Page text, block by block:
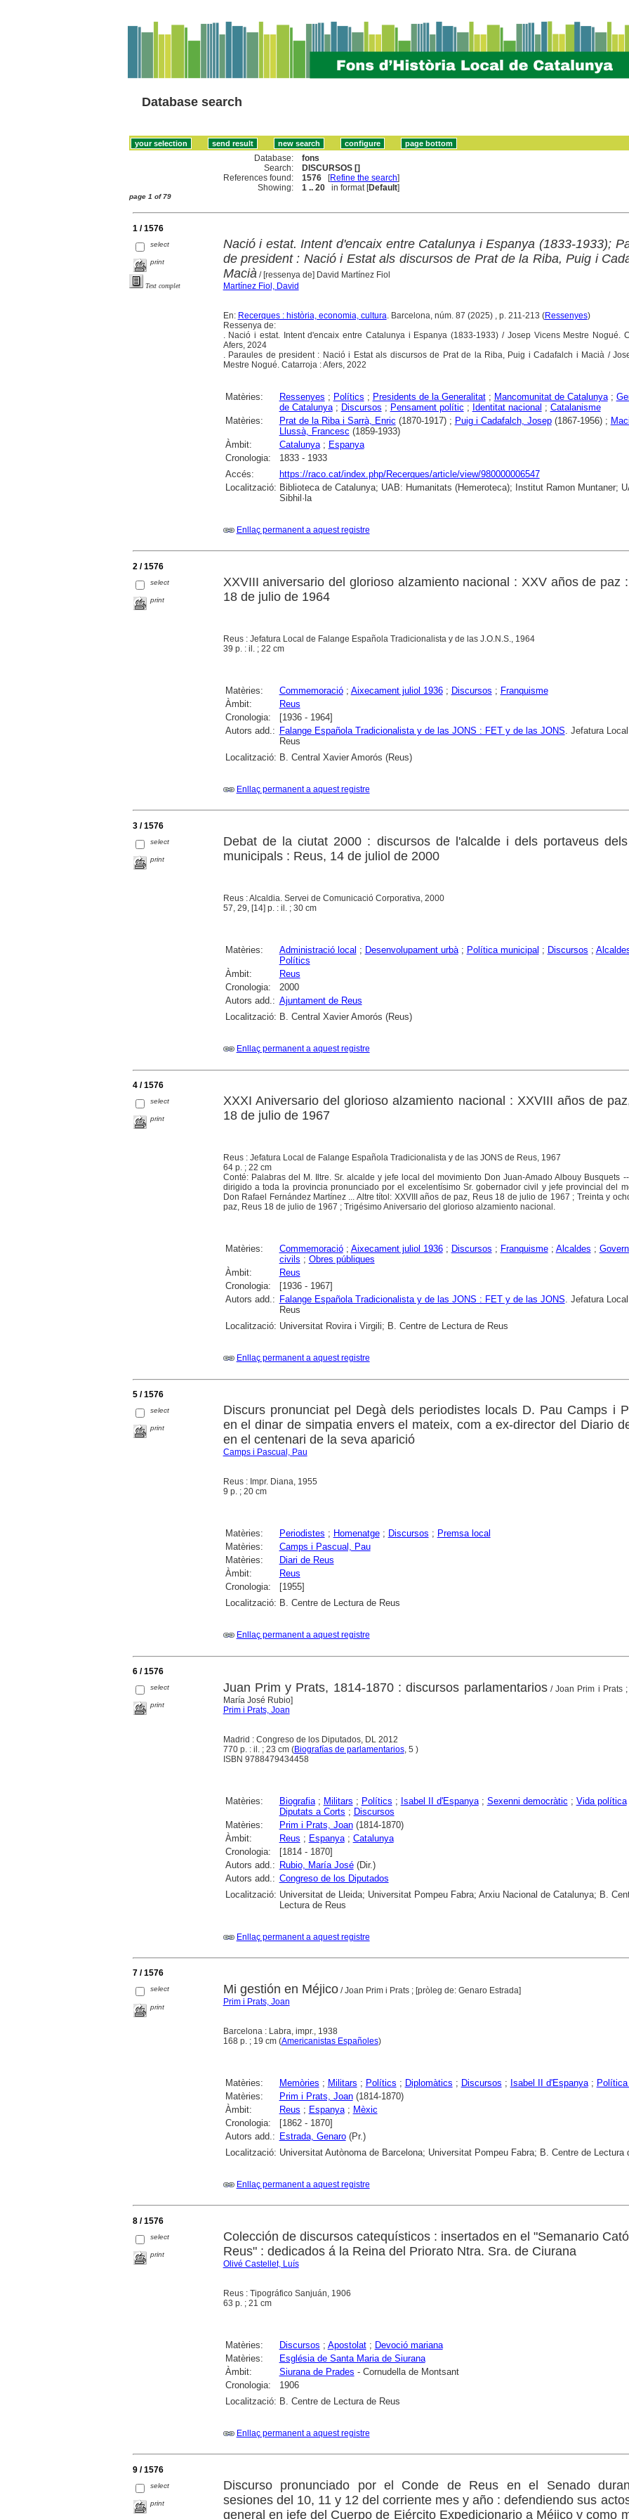
Database search
Database:
fons
Search:
DISCURSOS []
References found:
1576 [Refine the search]
Showing:
1 .. 20 in format [Default]
page 1 of 79
1 / 1576
select
print
Text complet
Nació i estat. Intent d'encaix entre Catalunya i Espanya (1833-1933);
de president : Nació i Estat als discursos de Prat de la Riba, Puig i
Macià/ [ressenya de] David Martínez Fiol
Martínez Fiol, David
En: Recerques : història, economia, cultura. Barcelona, núm. 87 (2025) , p. 211-213 (Ressenyes)
Ressenya de:
. Nació i estat. Intent d'encaix entre Catalunya i Espanya (1833-1933) / Josep Vicens Mestre Nogué.
Afers, 2024
. Paraules de president : Nació i Estat als discursos de Prat de la Riba, Puig i Cadafalch i Macià /
Mestre Nogué. Catarroja : Afers, 2022
Matèries: Ressenyes ; Polítics ; Presidents de la Generalitat; Mancomunitat de Catalunya;
de Catalunya; Discursos ; Pensament polític ; Identitat nacional ; Catalanisme
Matèries:
Prat de la Riba i Sarrà, Enric (1870-1917) ; Puig i Cadafalch, Josep(1867-1956) ;
Llussà, Francesc (1859-1933)
Àmbit:
Catalunya; Espanya
Cronologia:
1833 - 1933
Accés:
https://raco.cat/index.php/Recerques/article/view/980000006547
Localització: Biblioteca de Catalunya; UAB: Humanitats (Hemeroteca); Institut Ramon Muntaner;
Sibhil·la
Enllaç permanent a aquest registre
2 / 1576
select
print
XXVIII aniversario del glorioso alzamiento nacional : XXV años de paz
18 de julio de 1964
Reus : Jefatura Local de Falange Española Tradicionalista y de las J.O.N.S., 1964
39 p. : il. ; 22 cm
Matèries: Commemoració; Aixecament juliol 1936; Discursos ; Franquisme
Àmbit:
Reus
Cronologia:
[1936 - 1964]
Autors add.: Falange Española Tradicionalista y de las JONS : FET y de las JONS. Jefatura
Reus
Localització: B. Central Xavier Amorós (Reus)
Enllaç permanent a aquest registre
3 / 1576
select
print
Debat de la ciutat 2000 : discursos de l'alcalde i dels portaveus
municipals : Reus, 14 de juliol de 2000
Reus : Alcaldia. Servei de Comunicació Corporativa, 2000
57, 29, [14] p. : il. ; 30 cm
Matèries: Administració local ; Desenvolupament urbà; Política municipal ; Discursos ;
Polítics
Àmbit:
Reus
Cronologia:
2000
Autors add.: Ajuntament de Reus
Localització: B. Central Xavier Amorós (Reus)
Enllaç permanent a aquest registre
4 / 1576
select
print
XXXI Aniversario del glorioso alzamiento nacional : XXVIII años de
18 de julio de 1967
Reus : Jefatura Local de Falange Española Tradicionalista y de las JONS de Reus, 1967
64 p. ; 22 cm
Conté: Palabras del M. Iltre. Sr. alcalde y jefe local del movimiento Don Juan-Amado Albouy Busquets
dirigido a toda la provincia pronunciado por el excelentísimo Sr. gobernador civil y jefe provincial del
Don Rafael Fernández Martínez ... Altre títol: XXVIII años de paz, Reus 18 de julio de 1967 ; Treinta y
paz, Reus 18 de julio de 1967 ; Trigésimo Aniversario del glorioso alzamiento nacional.
Matèries: Commemoració; Aixecament juliol 1936; Discursos ; Franquisme; Alcaldes ;
civils ; Obres públiques
Àmbit:
Reus
Cronologia:
[1936 - 1967]
Autors add.: Falange Española Tradicionalista y de las JONS : FET y de las JONS. Jefatura
Reus
Localització: Universitat Rovira i Virgili; B. Centre de Lectura de Reus
Enllaç permanent a aquest registre
5 / 1576
select
print
Discurs pronunciat pel Degà dels periodistes locals D. Pau Camps i
en el dinar de simpatia envers el mateix, com a ex-director del Diario
en el centenari de la seva aparició
Camps i Pascual, Pau
Reus : Impr. Diana, 1955
9 p. ; 20 cm
Matèries: Periodistes ; Homenatge; Discursos ; Premsa local
Matèries:
Camps i Pascual, Pau
Matèries:
Diari de Reus
Àmbit:
Reus
Cronologia:
[1955]
Localització: B. Centre de Lectura de Reus
Enllaç permanent a aquest registre
6 / 1576
select
print
Juan Prim y Prats, 1814-1870 : discursos parlamentarios/ Joan Prim i Prats ;
María José Rubio]
Prim i Prats, Joan
Madrid : Congreso de los Diputados, DL 2012
770 p. : il. ; 23 cm (Biografías de parlamentarios, 5 )
ISBN 9788479434458
Matèries: Biografia; Militars ; Polítics ; Isabel II d'Espanya; Sexenni democràtic ; Vida política
Diputats a Corts ; Discursos
Matèries:
Prim i Prats, Joan(1814-1870)
Àmbit:
Reus ; Espanya; Catalunya
Cronologia:
[1814 - 1870]
Autors add.: Rubio, María José(Dir.)
Autors add.: Congreso de los Diputados
Localització: Universitat de Lleida; Universitat Pompeu Fabra; Arxiu Nacional de Catalunya; B.
Lectura de Reus
Enllaç permanent a aquest registre
7 / 1576
select
print
Mi gestión en Méjico/ Joan Prim i Prats ; [pròleg de: Genaro Estrada]
Prim i Prats, Joan
Barcelona : Labra, impr., 1938
168 p. ; 19 cm (Americanistas Españoles)
Matèries: Memòries ; Militars ; Polítics ; Diplomàtics ; Discursos ; Isabel II d'Espanya;
Matèries:
Prim i Prats, Joan(1814-1870)
Àmbit:
Reus ; Espanya; Mèxic
Cronologia:
[1862 - 1870]
Autors add.: Estrada, Genaro(Pr.)
Localització: Universitat Autònoma de Barcelona; Universitat Pompeu Fabra; B. Centre de Lectura
Enllaç permanent a aquest registre
8 / 1576
select
print
Colección de discursos catequísticos : insertados en el "Semanario
Reus" : dedicados á la Reina del Priorato Ntra. Sra. de Ciurana
Olivé Castellet, Luís
Reus : Tipográfico Sanjuán, 1906
63 p. ; 21 cm
Matèries: Discursos ; Apostolat; Devoció mariana
Matèries:
Església de Santa Maria de Siurana
Àmbit:
Siurana de Prades - Cornudella de Montsant
Cronologia:
1906
Localització: B. Centre de Lectura de Reus
Enllaç permanent a aquest registre
9 / 1576
select
print
Discurso pronunciado por el Conde de Reus en el Senado
sesiones del 10, 11 y 12 del corriente mes y año : defendiendo sus
general en jefe del Cuerpo de Ejército Expedicionario a Méjico y como